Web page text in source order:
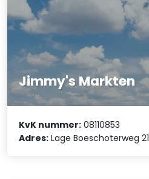
Jimmy's Markten
KvK nummer: 08110853
Adres: Lage Boeschoterweg 21